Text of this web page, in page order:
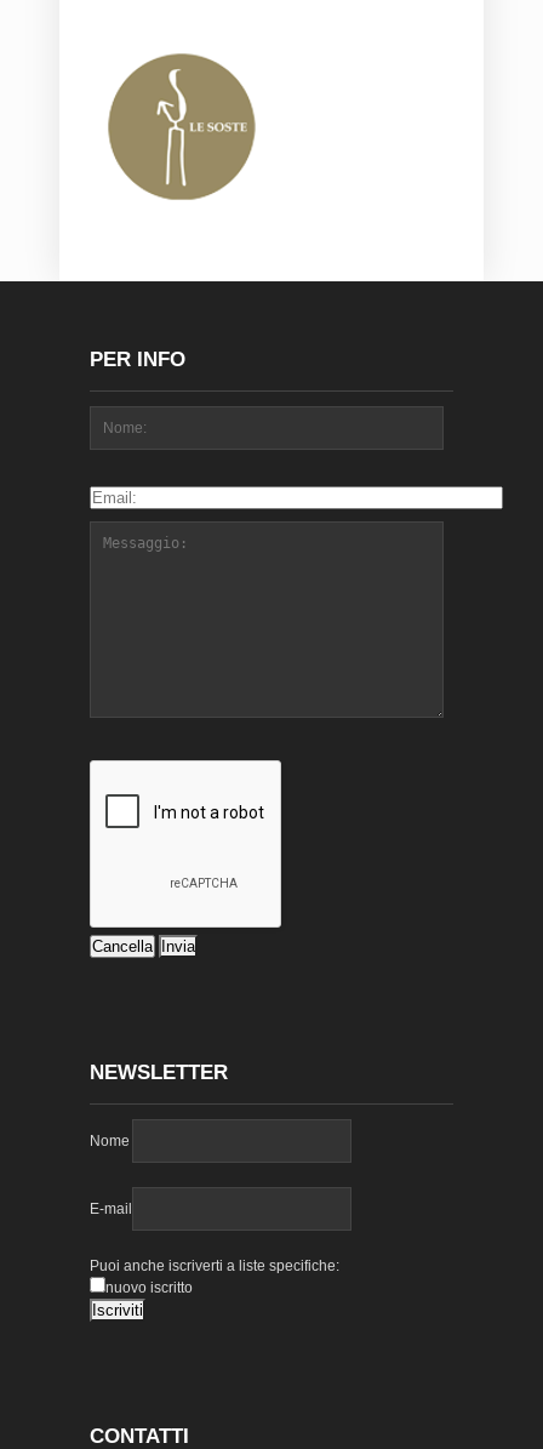
PER INFO
NEWSLETTER
Nome
E-mail
Puoi anche iscriverti a liste specifiche:
nuovo iscritto
CONTATTI